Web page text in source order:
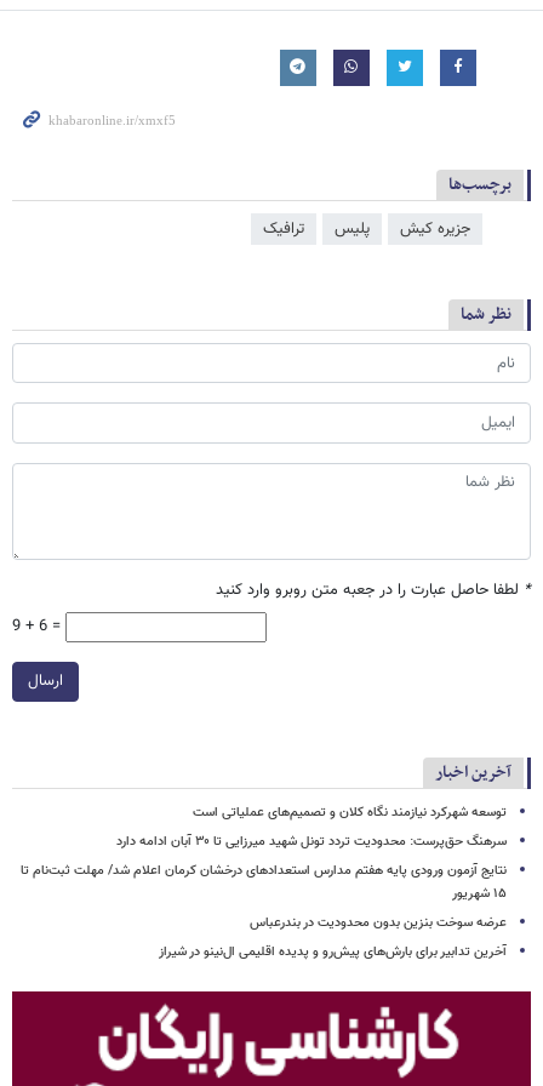
برچسب‌ها
جزیره کیش پلیس ترافیک
نظر شما
* لطفا حاصل عبارت را در جعبه متن روبرو وارد کنید
9 + 6 =
ارسال
آخرین اخبار
توسعه شهرکرد نیازمند نگاه کلان و تصمیم‌های عملیاتی است
سرهنگ حق‌پرست: محدودیت تردد تونل شهید میرزایی تا ۳۰ آبان ادامه دارد
نتایج آزمون ورودی پایه هفتم مدارس استعدادهای درخشان کرمان اعلام شد/ مهلت ثبت‌نام تا
۱۵ شهریور
عرضه سوخت بنزین بدون محدودیت در بندرعباس
آخرین تدابیر برای بارش‌های پیش‌رو و پدیده اقلیمی ال‌نینو در شیراز